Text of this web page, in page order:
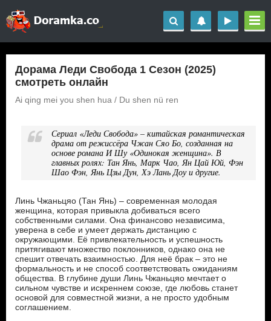
Дорама Леди Свобода 1 Сезон (2025)
смотреть онлайн
Ai qing mei you shen hua / Du shen nü ren
Сериал «Леди Свобода» – китайская романтическая
драма от режиссёра Чжан Сяо Бо, созданная на
основе романа И Шу «Одинокая женщина». В
главных ролях: Тан Янь, Марк Чао, Ян Цай Юй, Фэн
Шао Фэн, Янь Цзы Дун, Хэ Лань Доу и другие.
Линь Чжаньцяо (Тан Янь) – современная молодая
женщина, которая привыкла добиваться всего
собственными силами. Она финансово независима,
уверена в себе и умеет держать дистанцию с
окружающими. Её привлекательность и успешность
притягивают множество поклонников, однако она не
спешит отвечать взаимностью. Для неё брак – это не
формальность и не способ соответствовать ожиданиям
общества. В глубине души Линь Чжаньцяо мечтает о
сильном чувстве и искреннем союзе, где любовь станет
основой для совместной жизни, а не просто удобным
соглашением.